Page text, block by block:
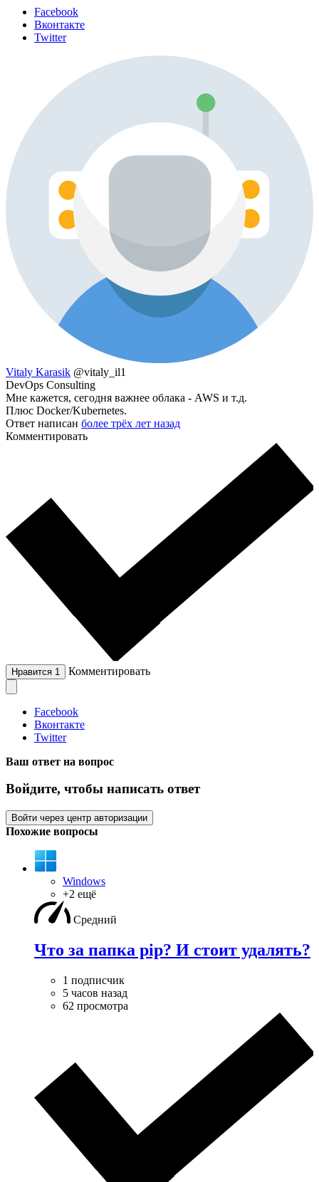
Facebook
Вконтакте
Twitter
Vitaly Karasik @vitaly_il1
DevOps Consulting
Мне кажется, сегодня важнее облака - AWS и т.д.
Плюс Docker/Kubernetes.
Ответ написан более трёх лет назад
Комментировать
Нравится 1 Комментировать
Facebook
Вконтакте
Twitter
Ваш ответ на вопрос
Войдите, чтобы написать ответ
Войти через центр авторизации
Похожие вопросы
Windows
+2 ещё
Средний
Что за папка pip? И стоит удалять?
1 подписчик
5 часов назад
62 просмотра